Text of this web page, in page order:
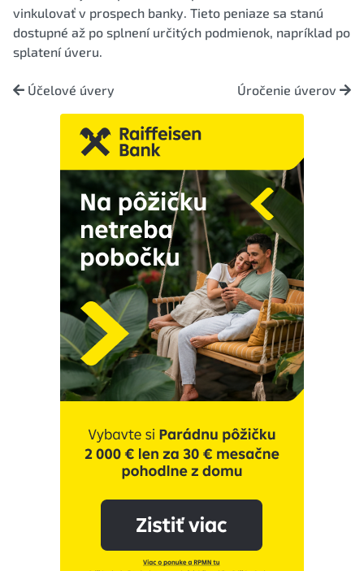
vinkulovať v prospech banky. Tieto peniaze sa stanú
dostupné až po splnení určitých podmienok, napríklad po
splatení úveru.
Účelové úvery Úročenie úverov